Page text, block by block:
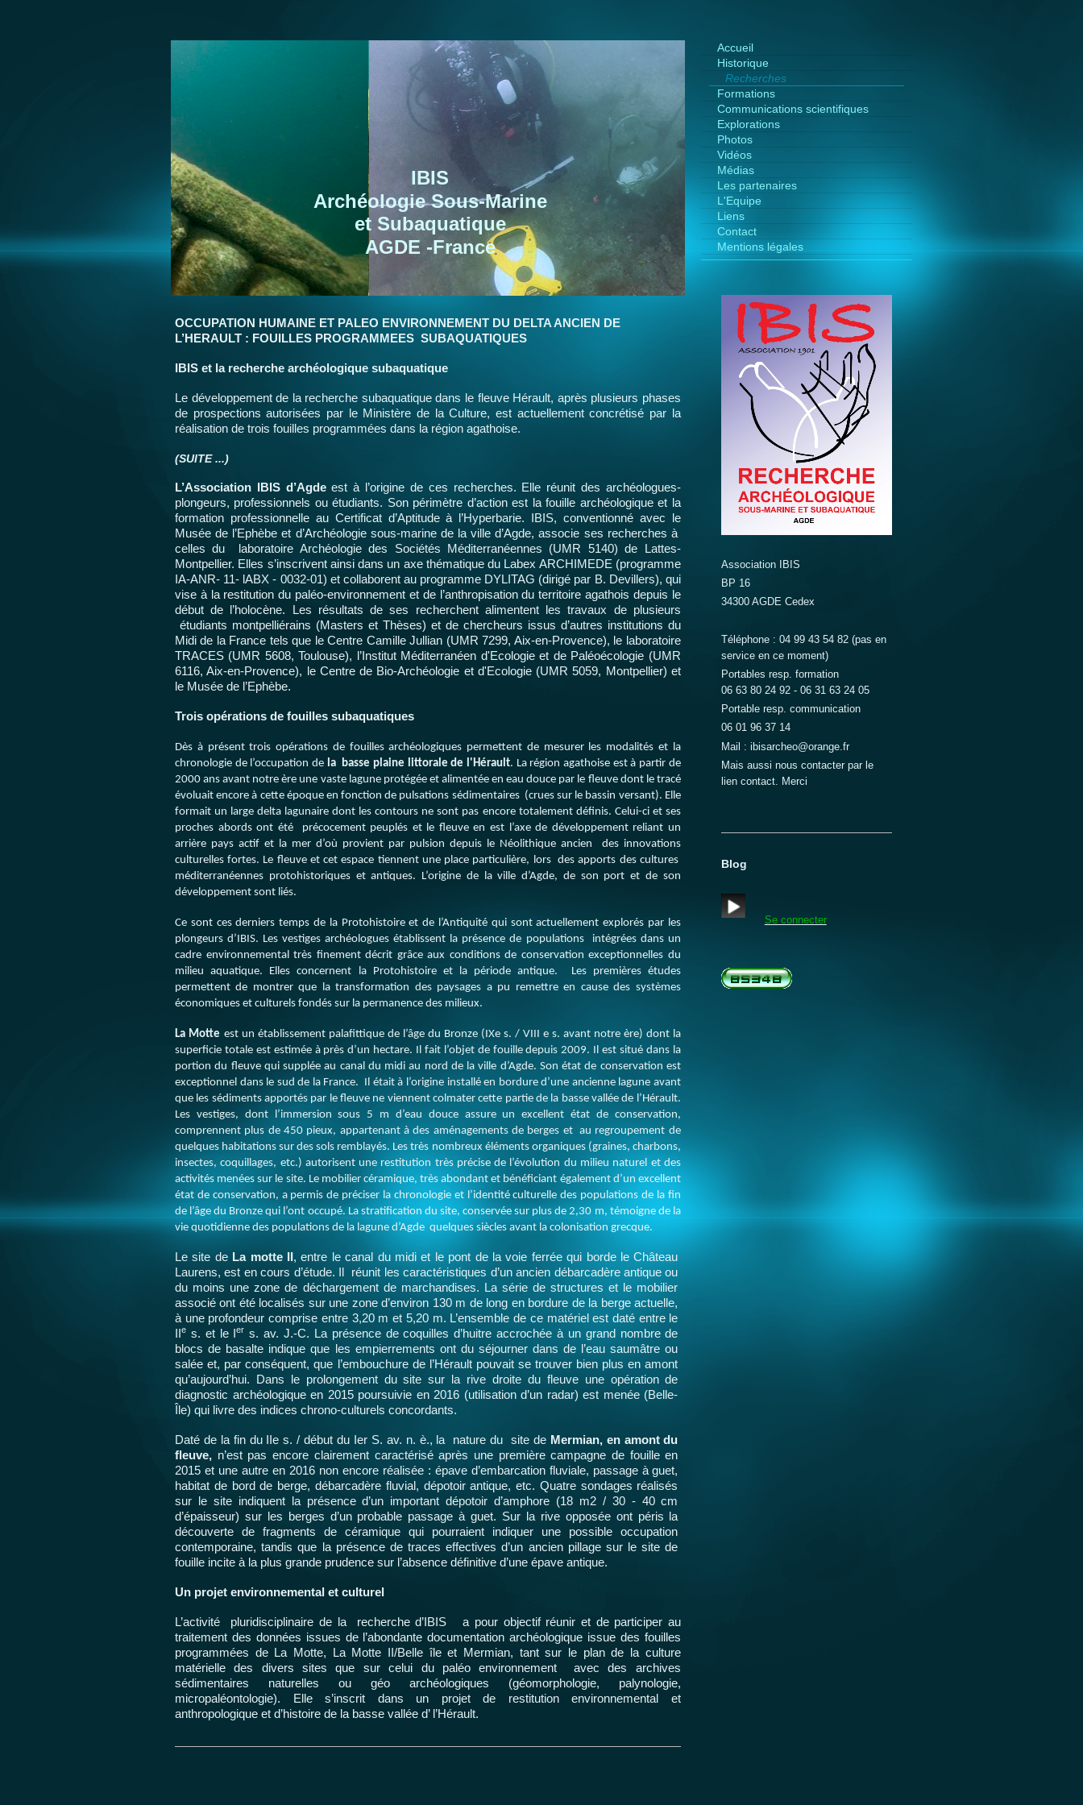
IBIS
Archéologie Sous-Marine
et Subaquatique
AGDE -France
OCCUPATION HUMAINE ET PALEO ENVIRONNEMENT DU DELTA ANCIEN DE
L’HERAULT : FOUILLES PROGRAMMEES SUBAQUATIQUES
IBIS et la recherche archéologique subaquatique
Le développement de la recherche subaquatique dans le fleuve Hérault, après plusieurs phases
de prospections autorisées par le Ministère de la Culture, est actuellement concrétisé par la
réalisation de trois fouilles programmées dans la région agathoise.
(SUITE ...)
L’Association IBIS d’Agdeest à l’origine de ces recherches. Elle réunit des archéologues-
plongeurs, professionnels ou étudiants. Son périmètre d’action est la fouille archéologique et la
formation professionnelle au Certificat d’Aptitude à l’Hyperbarie. IBIS, conventionné avec le
Musée de l’Ephèbe et d’Archéologie sous-marine de la ville d’Agde, associe ses recherches à
celles du laboratoire Archéologie des Sociétés Méditerranéennes (UMR 5140) de Lattes-
Montpellier. Elles s’inscrivent ainsi dans un axe thématique du Labex ARCHIMEDE (programme
IA-ANR- 11- lABX - 0032-01) et collaborent au programme DYLITAG (dirigé par B. Devillers), qui
vise à la restitution du paléo-environnement et de l’anthropisation du territoire agathois depuis le
début de l’holocène. Les résultats de ses recherchent alimentent les travaux de plusieurs
étudiants montpelliérains (Masters et Thèses) et de chercheurs issus d’autres institutions du
Midi de la France tels que le Centre Camille Jullian (UMR 7299, Aix-en-Provence), le laboratoire
TRACES (UMR 5608, Toulouse), l’Institut Méditerranéen d'Ecologie et de Paléoécologie (UMR
6116, Aix-en-Provence), le Centre de Bio-Archéologie et d'Ecologie (UMR 5059, Montpellier) et
le Musée de l’Ephèbe.
Trois opérations de fouilles subaquatiques
Dès à présent trois opérations de fouilles archéologiques permettent de mesurer les modalités et la
chronologie de l’occupation de la basse plaine littorale de l'Hérault. La région agathoise est à partir de
2000 ans avant notre ère une vaste lagune protégée et alimentée en eau douce par le fleuve dont le tracé
évoluait encore à cette époque en fonction de pulsations sédimentaires (crues sur le bassin versant). Elle
formait un large delta lagunaire dont les contours ne sont pas encore totalement définis. Celui-ci et ses
proches abords ont été précocement peuplés et le fleuve en est l’axe de développement reliant un
arrière pays actif et la mer d’où provient par pulsion depuis le Néolithique ancien des innovations
culturelles fortes. Le fleuve et cet espace tiennent une place particulière, lors des apports des cultures
méditerranéennes protohistoriques et antiques. L’origine de la ville d’Agde, de son port et de son
développement sont liés.
Ce sont ces derniers temps de la Protohistoire et de l’Antiquité qui sont actuellement explorés par les
plongeurs d’IBIS. Les vestiges archéologues établissent la présence de populations intégrées dans un
cadre environnemental très finement décrit grâce aux conditions de conservation exceptionnelles du
milieu aquatique. Elles concernent la Protohistoire et la période antique. Les premières études
permettent de montrer que la transformation des paysages a pu remettre en cause des systèmes
économiques et culturels fondés sur la permanence des milieux.
La Motte est un établissement palafittique de l’âge du Bronze (IXe s. / VIII e s. avant notre ère) dont la
superficie totale est estimée à près d’un hectare. Il fait l’objet de fouille depuis 2009. Il est situé dans la
portion du fleuve qui supplée au canal du midi au nord de la ville d’Agde. Son état de conservation est
exceptionnel dans le sud de la France. Il était à l’origine installé en bordure d’une ancienne lagune avant
que les sédiments apportés par le fleuve ne viennent colmater cette partie de la basse vallée de l’Hérault.
Les vestiges, dont l’immersion sous 5 m d’eau douce assure un excellent état de conservation,
comprennent plus de 450 pieux, appartenant à des aménagements de berges et au regroupement de
quelques habitations sur des sols remblayés. Les très nombreux éléments organiques (graines, charbons,
insectes, coquillages, etc.) autorisent une restitution très précise de l’évolution du milieu naturel et des
activités menées sur le site. Le mobilier céramique, très abondant et bénéficiant également d’un excellent
état de conservation, a permis de préciser la chronologie et l’identité culturelle des populations de la fin
de l’âge du Bronze qui l’ont occupé. La stratification du site, conservée sur plus de 2,30 m, témoigne de la
vie quotidienne des populations de la lagune d’Agde quelques siècles avant la colonisation grecque.
Le site de La motte II , entre le canal du midi et le pont de la voie ferrée qui borde le Château
Laurens, est en cours d’étude. Il réunit les caractéristiques d’un ancien débarcadère antique ou
du moins une zone de déchargement de marchandises. La série de structures et le mobilier
associé ont été localisés sur une zone d’environ 130 m de long en bordure de la berge actuelle,
à une profondeur comprise entre 3,20 m et 5,20 m. L’ensemble de ce matériel est daté entre le
e s. et le Ier s. av. J.-C. La présence de coquilles d’huitre accrochée à un grand nombre de
blocs de basalte indique que les empierrements ont du séjourner dans de l’eau saumâtre ou
salée et, par conséquent, que l’embouchure de l’Hérault pouvait se trouver bien plus en amont
qu’aujourd’hui. Dans le prolongement du site sur la rive droite du fleuve une opération de
diagnostic archéologique en 2015 poursuivie en 2016 (utilisation d’un radar) est menée (Belle-
Île) qui livre des indices chrono-culturels concordants.
Daté de la fin du IIe s. / début du Ier S. av. n. è., la nature du site de Mermian, en amont du
fleuve, n’est pas encore clairement caractérisé après une première campagne de fouille en
2015 et une autre en 2016 non encore réalisée : épave d’embarcation fluviale, passage à guet,
habitat de bord de berge, débarcadère fluvial, dépotoir antique, etc. Quatre sondages réalisés
sur le site indiquent la présence d’un important dépotoir d’amphore (18 m2 / 30 - 40 cm
d’épaisseur) sur les berges d’un probable passage à guet. Sur la rive opposée ont péris la
découverte de fragments de céramique qui pourraient indiquer une possible occupation
contemporaine, tandis que la présence de traces effectives d’un ancien pillage sur le site de
fouille incite à la plus grande prudence sur l’absence définitive d’une épave antique.
Un projet environnemental et culturel
L’activité pluridisciplinaire de la recherche d’IBIS a pour objectif réunir et de participer au
traitement des données issues de l’abondante documentation archéologique issue des fouilles
programmées de La Motte, La Motte II/Belle île et Mermian, tant sur le plan de la culture
matérielle des divers sites que sur celui du paléo environnement avec des archives
sédimentaires naturelles ou géo archéologiques (géomorphologie, palynologie,
micropaléontologie). Elle s’inscrit dans un projet de restitution environnemental et
anthropologique et d’histoire de la basse vallée d’ l’Hérault.
Accueil
Historique
Recherches
Formations
Communications scientifiques
Explorations
Photos
Vidéos
Médias
Les partenaires
L'Equipe
Liens
Contact
Mentions légales
Association IBIS
BP 16
34300 AGDE Cedex
Téléphone : 04 99 43 54 82 (pas en
service en ce moment)
Portables resp. formation
06 63 80 24 92 - 06 31 63 24 05
Portable resp. communication
06 01 96 37 14
Mail : ibisarcheo@orange.fr
Mais aussi nous contacter par le
lien contact. Merci
Blog
Se connecter